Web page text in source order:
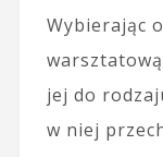
Wybierając
jej do
w niej